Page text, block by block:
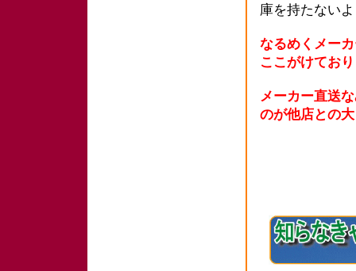
庫を持たない
なるめくメー
ここがけてお
メーカー直送
のが他店との